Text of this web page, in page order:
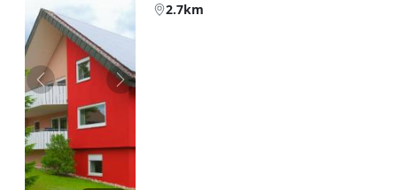
Zurück Weiter
2.7km